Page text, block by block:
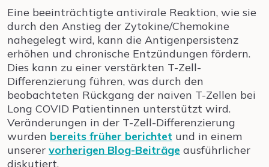
Eine beeinträchtigte antivirale Reaktion, wie sie
durch den Anstieg der Zytokine/Chemokine
nahegelegt wird, kann die Antigenpersistenz
erhöhen und chronische Entzündungen fördern.
Dies kann zu einer verstärkten T-Zell-
Differenzierung führen, was durch den
beobachteten Rückgang der naiven T-Zellen bei
Long COVID Patientinnen unterstützt wird.
Veränderungen in der T-Zell-Differenzierung
wurden bereits früher berichtet und in einem
unserer vorherigen Blog-Beiträge ausführlicher
diskutiert.